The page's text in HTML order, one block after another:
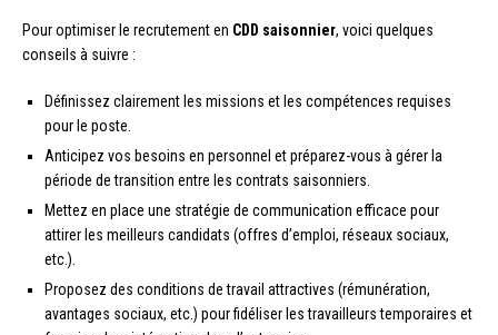
Pour optimiser le recrutement en CDD saisonnier, voici quelques
conseils à suivre :
Définissez clairement les missions et les compétences requises
pour le poste.
Anticipez vos besoins en personnel et préparez-vous à gérer la
période de transition entre les contrats saisonniers.
Mettez en place une stratégie de communication efficace pour
attirer les meilleurs candidats (offres d’emploi, réseaux sociaux,
etc.).
Proposez des conditions de travail attractives (rémunération,
avantages sociaux, etc.) pour fidéliser les travailleurs temporaires et